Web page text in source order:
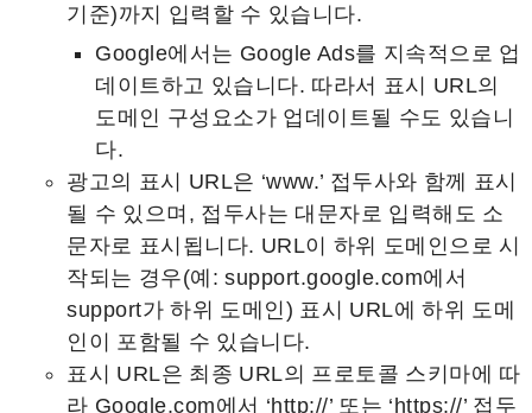
기준)까지 입력할 수 있습니다.
Google에서는 Google Ads를 지속적으로 업
데이트하고 있습니다. 따라서 표시 URL의
도메인 구성요소가 업데이트될 수도 있습니
다.
광고의 표시 URL은 ‘www.’ 접두사와 함께 표시
될 수 있으며, 접두사는 대문자로 입력해도 소
문자로 표시됩니다. URL이 하위 도메인으로 시
작되는 경우(예: support.google.com에서
support가 하위 도메인) 표시 URL에 하위 도메
인이 포함될 수 있습니다.
표시 URL은 최종 URL의 프로토콜 스키마에 따
라 Google.com에서 ‘http://’ 또는 ‘https://’ 접두